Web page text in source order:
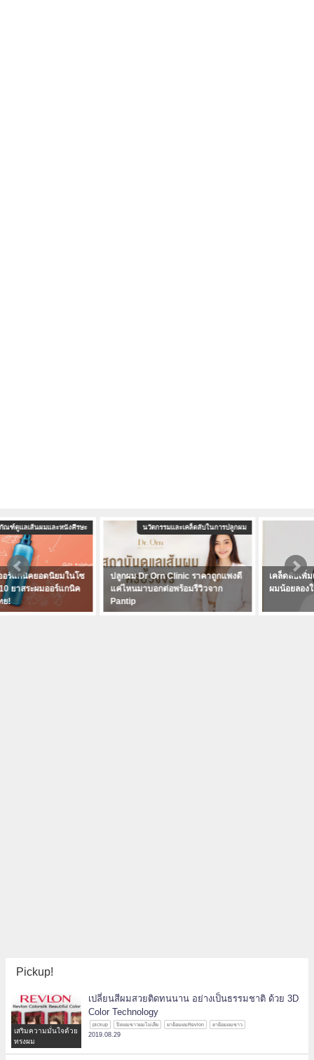
นวัตกรรมและเคล็ดลับในการปลูกผม
ปลูกผม Dr Orn Clinic ราคาถูกแพงดี
แค่ไหนมาบอกต่อพร้อมรีวิวจาก
Pantip
เสริมความมั่นใจด้วยทรงผม
เคล็ดลับเพิ่มเสน่ห์ให้ทรงผม ผมบาง
ผมน้อยลองให้ "วิก" มาเป็นตัวช่วยดูสิ
Pickup!
เสริมความมั่นใจด้วย
ทรงผม
เปลี่ยนสีผมสวยติดทนนาน อย่างเป็นธรรมชาติ ด้วย 3D
Color Technology
pickup ปิดผมขาวผมไม่เสีย ยาย้อมผมRevlon ยาย้อมผมขาว
2019.08.29